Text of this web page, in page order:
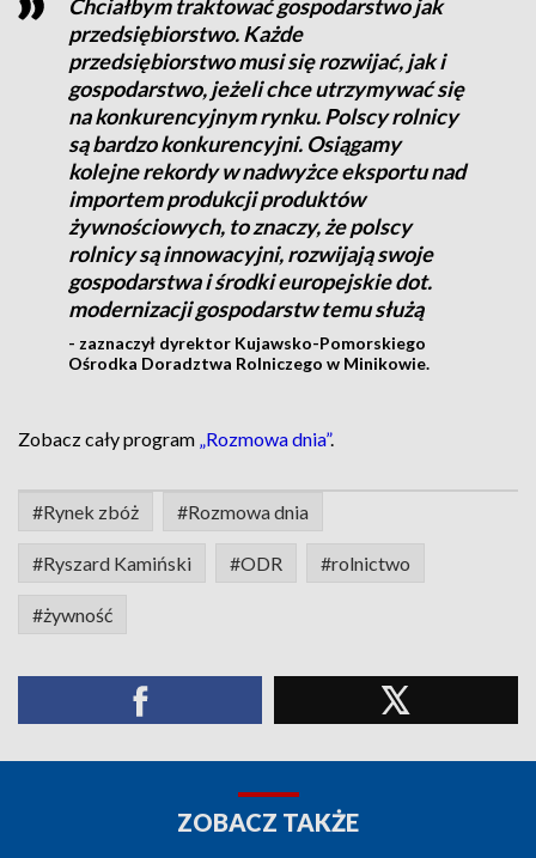
Chciałbym traktować gospodarstwo jak
przedsiębiorstwo. Każde
przedsiębiorstwo musi się rozwijać, jak i
gospodarstwo, jeżeli chce utrzymywać się
na konkurencyjnym rynku. Polscy rolnicy
są bardzo konkurencyjni. Osiągamy
kolejne rekordy w nadwyżce eksportu nad
importem produkcji produktów
żywnościowych, to znaczy, że polscy
rolnicy są innowacyjni, rozwijają swoje
gospodarstwa i środki europejskie dot.
modernizacji gospodarstw temu służą
- zaznaczył dyrektor Kujawsko-Pomorskiego
Ośrodka Doradztwa Rolniczego w Minikowie.
Zobacz cały program „Rozmowa dnia”.
#Rynek zbóż #Rozmowa dnia
#Ryszard Kamiński #ODR #rolnictwo
#żywność
ZOBACZ TAKŻE